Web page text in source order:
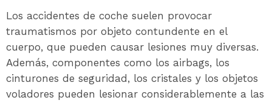
Los accidentes de coche suelen provocar
traumatismos por objeto contundente en el
cuerpo, que pueden causar lesiones muy diversas.
Además, componentes como los airbags, los
cinturones de seguridad, los cristales y los objetos
voladores pueden lesionar considerablemente a las